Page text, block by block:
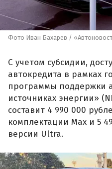
Фото Иван Бахарев /
С учетом субсидии,
автокредита в рамках
программы поддержки
источниках энергии»
составит 4 990 000
комплектации Max и 5
версии Ultra.